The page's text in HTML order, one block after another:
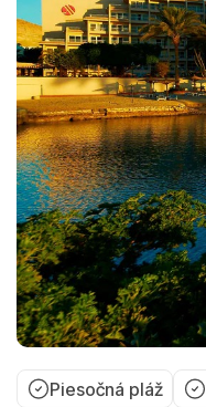
Piesočná pláž